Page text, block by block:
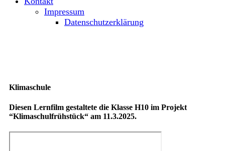
Impressum
Datenschutzerklärung
Klimaschule
Diesen Lernfilm gestaltete die Klasse H10 im Projekt
“Klimaschulfrühstück“ am 11.3.2025.